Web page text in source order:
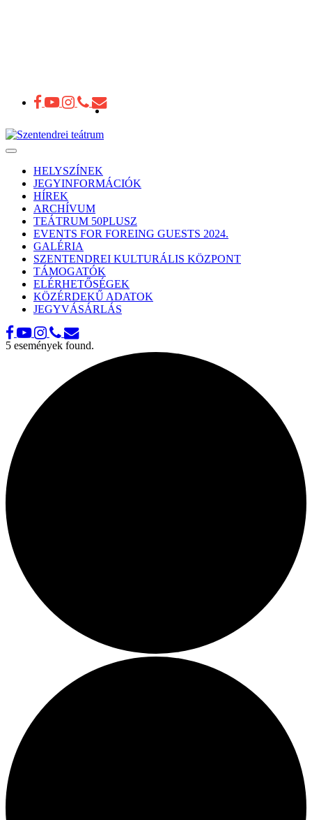
Toggle
navigationHELYSZÍNEK
JEGYINFORMÁCIÓK
HÍREK
ARCHÍVUM
TEÁTRUM 50PLUSZ
EVENTS FOR FOREING GUESTS 2024.
GALÉRIA
SZENTENDREI KULTURÁLIS KÖZPONT
TÁMOGATÓK
ELÉRHETŐSÉGEK
KÖZÉRDEKŰ ADATOK
JEGYVÁSÁRLÁS
5 események found.